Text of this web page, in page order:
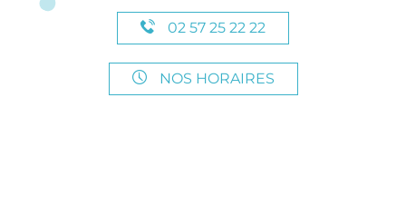
02 57 25 22 22
NOS HORAIRES